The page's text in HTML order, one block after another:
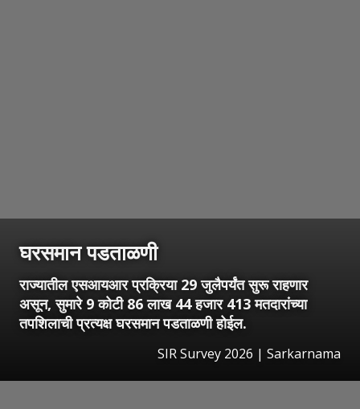
घरसमान पडताळणी
राज्यातील एसआयआर प्रक्रिया 29 जुलैपर्यंत सुरू राहणार
असून, सुमारे 9 कोटी 86 लाख 44 हजार 413 मतदारांच्या
तपशिलाची प्रत्यक्ष घरसमान पडताळणी होईल.
SIR Survey 2026 | Sarkarnama